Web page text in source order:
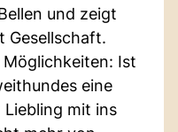
und zeigt
Gesellschaft.
Ist
eine
Liebling mit ins